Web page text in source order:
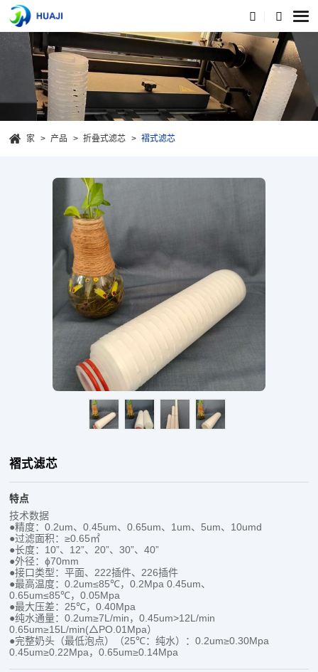
家 产品 折叠式滤芯 褶式滤芯
褶式滤芯
特点
技术数据
●精度：0.2um、0.45um、0.65um、1um、5um、10umd
●过滤面积：≥0.65㎡
●长度：10”、12”、20”、30”、40”
●外径：ɸ70mm
●接口类型：平面、222插件、226插件
●最高温度：0.2um≤85℃，0.2Mpa 0.45um、
0.65um≤85℃，0.05Mpa
●最大压差：25℃，0.40Mpa
●纯水通量：0.2um≥7L/min，0.45um>12L/min
0.65um≥15L/min(△PO.01Mpa）
●完整奶头（最低泡点）（25℃：纯水）：0.2um≥0.30Mpa
0.45um≥0.22Mpa，0.65um≥0.14Mpa